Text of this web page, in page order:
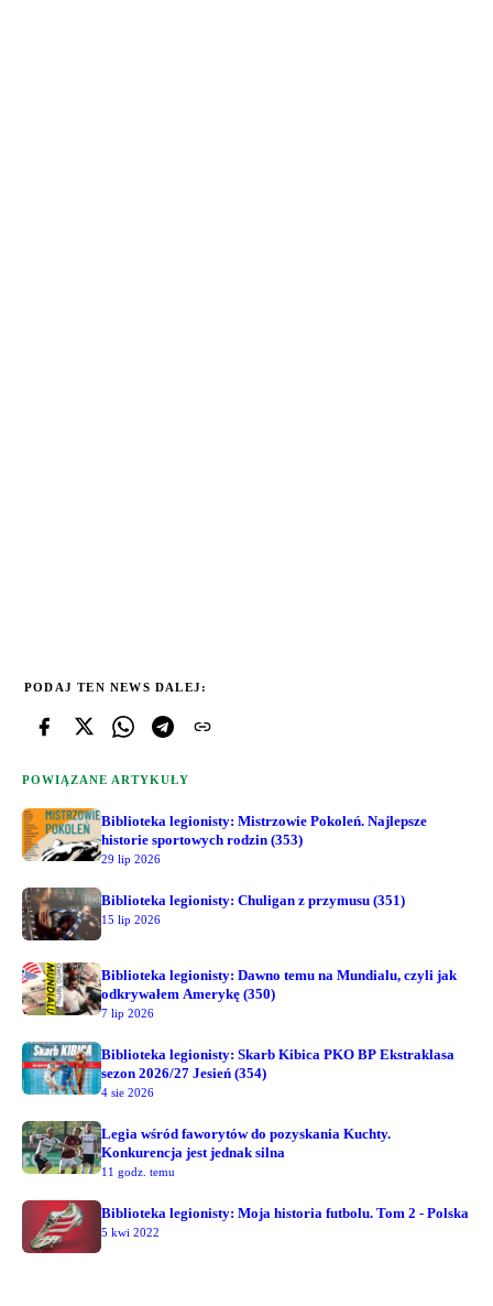
PODAJ TEN NEWS DALEJ:
POWIĄZANE ARTYKUŁY
Biblioteka legionisty: Mistrzowie Pokoleń. Najlepsze
historie sportowych rodzin (353)
29 lip 2026
Biblioteka legionisty: Chuligan z przymusu (351)
15 lip 2026
Biblioteka legionisty: Dawno temu na Mundialu, czyli jak
odkrywałem Amerykę (350)
7 lip 2026
Biblioteka legionisty: Skarb Kibica PKO BP Ekstraklasa
sezon 2026/27 Jesień (354)
4 sie 2026
Legia wśród faworytów do pozyskania Kuchty.
Konkurencja jest jednak silna
11 godz. temu
Biblioteka legionisty: Moja historia futbolu. Tom 2 - Polska
5 kwi 2022